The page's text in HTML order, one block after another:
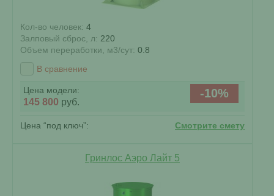
Кол-во человек: 4
Залповый сброс, л: 220
Объем переработки, м3/сут: 0.8
В сравнение
Цена модели:
145 800 руб.
-10%
Цена “под ключ”: Смотрите смету
Гринлос Аэро Лайт 5